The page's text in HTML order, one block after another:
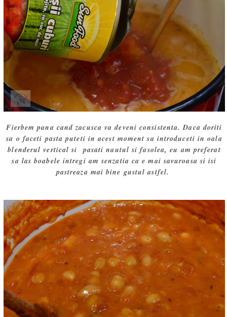
Fierbem pana cand zacusca va deveni consistenta. Daca doriti
sa o faceti pasta puteti in acest moment sa introduceti in oala
blenderul vertical si pasati nautul si fasolea, eu am preferat
sa las boabele intregi am senzatia ca e mai savuroasa si isi
pastreaza mai bine gustul astfel.